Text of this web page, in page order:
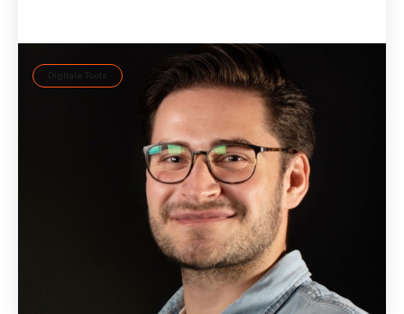
Digitale Tools
go:diversity: Scholz & Friends fördert eine
messbare und nachhaltige Diversity driven
Simon Mattaj betreut bei Scholz & Friends den Bereich
Diversity, Equity & Inclusion und Corporate Strategy.
Gemeinsam mit seinem Team hat er das Programm
go:diversity von ID37 am Standort Hamburg initiiert. Im
Interview erklärt er, weshalb.